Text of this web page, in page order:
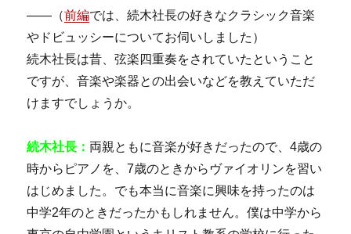
――（前編では、続木社長の好きなクラシック音楽
やドビュッシーについてお伺いしました）
続木社長は昔、弦楽四重奏をされていたということ
ですが、音楽や楽器との出会いなどを教えていただ
けますでしょうか。
続木社長： 両親ともに音楽が好きだったので、4歳の
時からピアノを、7歳のときからヴァイオリンを習い
はじめました。でも本当に音楽に興味を持ったのは
中学2年のときだったかもしれません。僕は中学から